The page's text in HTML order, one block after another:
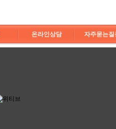
온라인상담 자주묻는질